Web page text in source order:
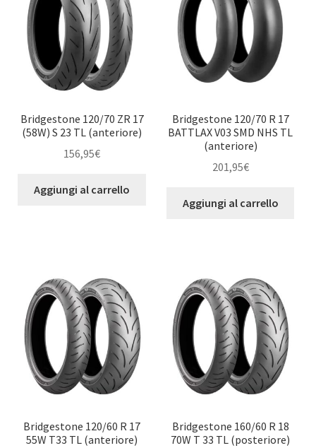
Bridgestone 120/70 ZR 17
(58W) S 23 TL (anteriore)
156,95€
Aggiungi al carrello
Bridgestone 120/70 R 17
BATTLAX V03 SMD NHS TL
(anteriore)
201,95€
Aggiungi al carrello
Bridgestone 120/60 R 17
55W T33 TL (anteriore)
Bridgestone 160/60 R 18
70W T 33 TL (posteriore)